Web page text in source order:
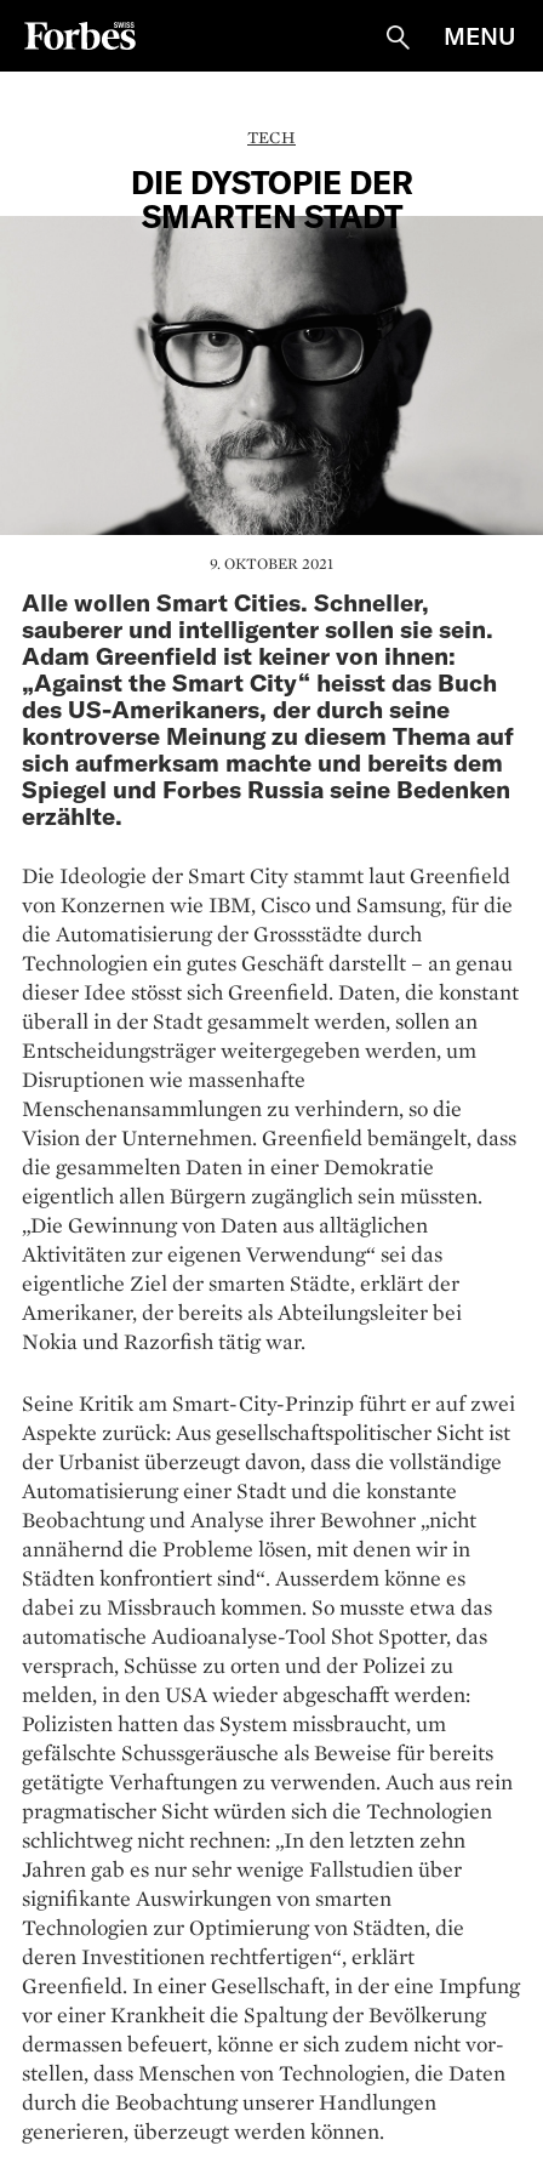
Suche
MENU
TECH
DIE DYSTOPIE DER
SMARTEN STADT
9. OKTOBER 2021
Alle wollen Smart Cities. Schneller,
sauberer und intelligenter sollen sie sein.
Adam Greenfield ist keiner von ihnen:
„Against the Smart City“ heisst das Buch
des US-Amerikaners, der durch seine
kontroverse Meinung zu diesem Thema auf
sich aufmerksam machte und bereits dem
Spiegel und Forbes Russia seine Bedenken
erzählte.
Die Ideologie der Smart City stammt laut Greenfield
von Konzernen wie IBM, Cisco und Samsung, für die
die Automatisierung der Grossstädte durch
Technologien ein gutes Geschäft darstellt – an genau
dieser Idee stösst sich Greenfield. Daten, die konstant
überall in der Stadt gesammelt werden, sollen an
Entscheidungsträger weitergegeben werden, um
Disruptionen wie massenhafte
Menschenansammlungen zu verhindern, so die
Vision der Unternehmen. Greenfield bemängelt, dass
die gesammelten Daten in einer Demokratie
eigentlich allen Bürgern zugänglich sein müssten.
„Die Gewinnung von Daten aus alltäglichen
Aktivitäten zur eigenen Verwendung“ sei das
eigentliche Ziel der smarten Städte, erklärt der
Amerikaner, der bereits als Ab­teilungsleiter bei
Nokia und Razorfish tätig war.
Seine Kritik am Smart-City-Prinzip führt er auf zwei
Aspekte zurück: Aus gesellschaftspolitischer Sicht ist
der Urbanist überzeugt davon, dass die vollständige
Automatisierung einer Stadt und die konstante
Beobachtung und Analyse ihrer Bewohner „nicht
annähernd die Probleme lösen, mit denen wir in
Städten konfrontiert sind“. Ausserdem könne es
dabei zu Missbrauch kommen. So musste etwa das
automatische Audioanalyse-Tool Shot Spotter, das
versprach, Schüsse zu orten und der Polizei zu
melden, in den USA wieder abgeschafft werden:
Polizisten hatten das System missbraucht, um
gefälschte Schussgeräusche als Beweise für bereits
getätigte Verhaftungen zu verwenden. Auch aus rein
pragmatischer Sicht würden sich die Technologien
schlichtweg nicht rechnen: „In den letzten zehn
Jahren gab es nur sehr wenige Fallstudien über
signifikante Aus­wirkungen von smarten
Technologien zur Optimierung von Städten, die
deren Inves­titionen rechtfertigen“, erklärt
Greenfield. In einer Gesellschaft, in der eine Impfung
vor einer Krankheit die Spaltung der Bevölkerung
dermassen be­feuert, könne er sich zudem nicht vor­
stellen, dass Menschen von Techno­logien, die Daten
durch die Beobachtung unserer Handlungen
generieren, überzeugt werden können.